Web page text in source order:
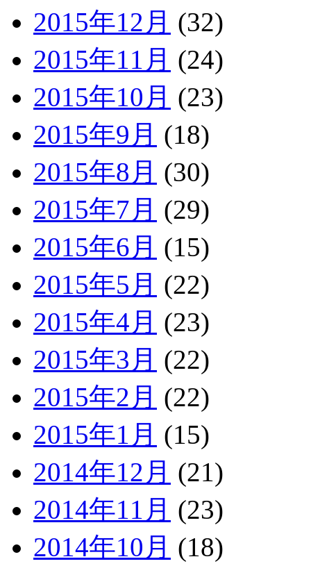
2015年12月 (32)
2015年11月 (24)
2015年10月 (23)
2015年9月 (18)
2015年8月 (30)
2015年7月 (29)
2015年6月 (15)
2015年5月 (22)
2015年4月 (23)
2015年3月 (22)
2015年2月 (22)
2015年1月 (15)
2014年12月 (21)
2014年11月 (23)
2014年10月 (18)